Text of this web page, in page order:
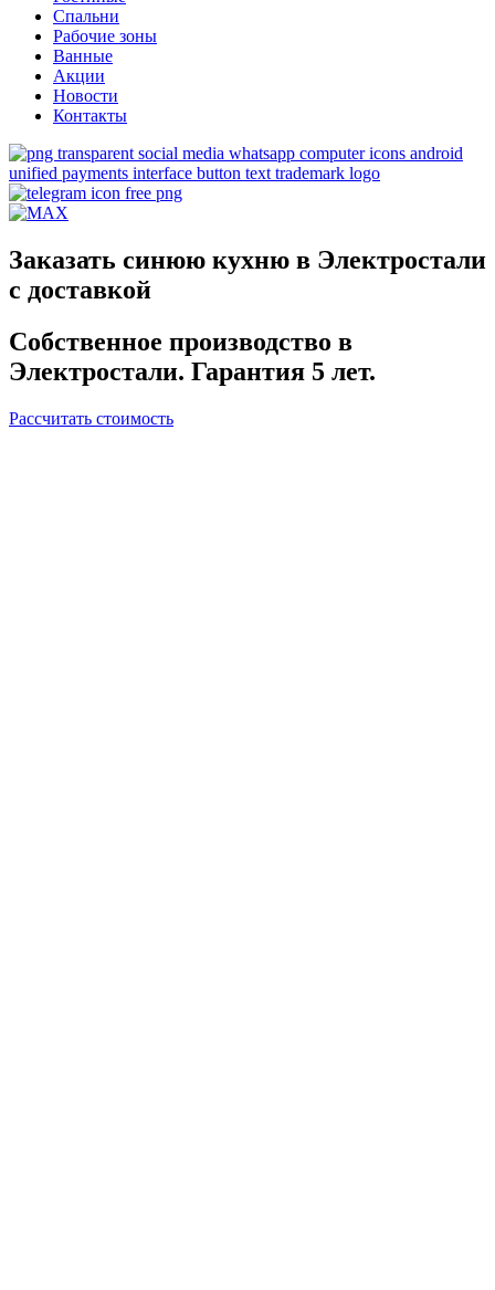
Спальни
Рабочие зоны
Ванные
Акции
Новости
Контакты
Заказать синюю кухню в Электростали
с доставкой
Собственное производство в
Электростали. Гарантия 5 лет.
Рассчитать стоимость